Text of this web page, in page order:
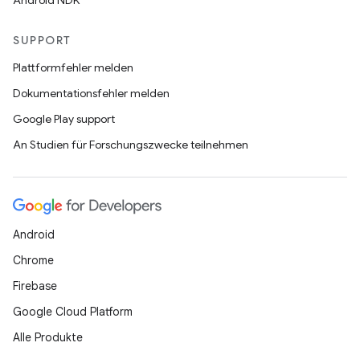
SUPPORT
Plattformfehler melden
Dokumentationsfehler melden
Google Play support
An Studien für Forschungszwecke teilnehmen
Android
Chrome
Firebase
Google Cloud Platform
Alle Produkte